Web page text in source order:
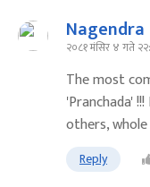
Nagendra
२०८१ मंसिर ४ गते
The most
'Pranchada'
others,
Reply